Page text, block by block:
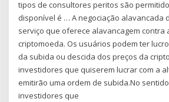
tipos de consultores peritos são
disponível é … A negociação alavancada
serviço que oferece alavancagem contra
criptomoeda. Os usuários podem ter
da subida ou descida dos preços da
investidores que quiserem lucrar com a
emitirão uma ordem de subida.No
investidores que